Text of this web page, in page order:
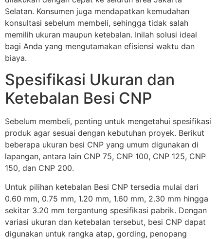
Selatan. Konsumen juga mendapatkan kemudahan
konsultasi sebelum membeli, sehingga tidak salah
memilih ukuran maupun ketebalan. Inilah solusi ideal
bagi Anda yang mengutamakan efisiensi waktu dan
biaya.
Spesifikasi Ukuran dan
Ketebalan Besi CNP
Sebelum membeli, penting untuk mengetahui spesifikasi
produk agar sesuai dengan kebutuhan proyek. Berikut
beberapa ukuran besi CNP yang umum digunakan di
lapangan, antara lain CNP 75, CNP 100, CNP 125, CNP
150, dan CNP 200.
Untuk pilihan ketebalan Besi CNP tersedia mulai dari
0.60 mm, 0.75 mm, 1.20 mm, 1.60 mm, 2.30 mm hingga
sekitar 3.20 mm tergantung spesifikasi pabrik. Dengan
variasi ukuran dan ketebalan tersebut, besi CNP dapat
digunakan untuk rangka atap, gording, penopang